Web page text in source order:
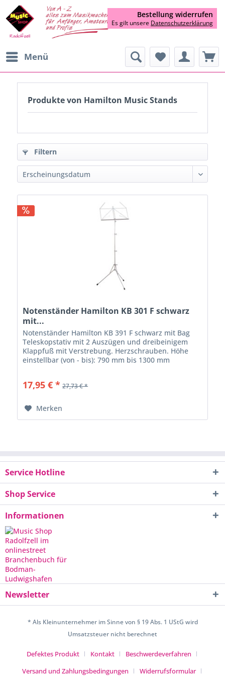
Menü
Produkte von Hamilton Music Stands
Filtern
Notenständer Hamilton KB 301 F schwarz
mit...
Notenständer Hamilton KB 391 F schwarz mit Bag
Teleskopstativ mit 2 Auszügen und dreibeinigem
Klappfuß mit Verstrebung. Herzschrauben. Höhe
einstellbar (von - bis): 790 mm bis 1300 mm
17,95 € * 27,73 € *
Merken
Service Hotline
Shop Service
Informationen
Newsletter
* Als Kleinunternehmer im Sinne von § 19 Abs. 1 UStG wird
Umsatzsteuer nicht berechnet
Defektes Produkt Kontakt
Beschwerdeverfahren
Versand und Zahlungsbedingungen
Widerrufsformular
Bestellung widerrufen
Es gilt unsere Datenschutzerklärung